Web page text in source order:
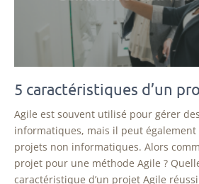
5 caractéristiques d’un
Agile est souvent utilisé pour gérer
informatiques, mais il peut
projets non informatiques. Alors
projet pour une méthode Agile ?
caractéristique d’un projet Agile